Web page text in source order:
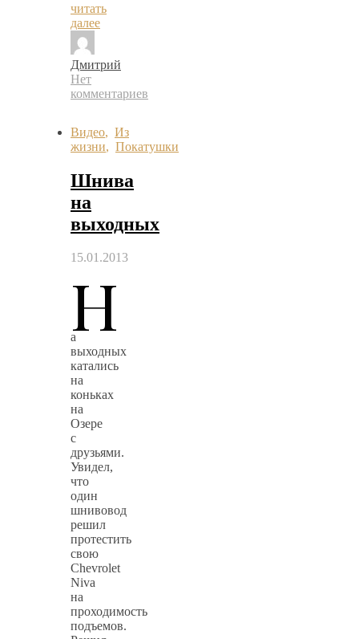
читать
далее
Дмитрий
Нет
комментариев
Видео, Из
жизни, Покатушки
Шнива
на
выходных
15.01.2013
Н
а
выходных
катались
на
коньках
на
Озере
с
друзьями.
Увидел,
что
один
шнивовод
решил
протестить
свою
Chevrolet
Niva
на
проходимость
подъемов.